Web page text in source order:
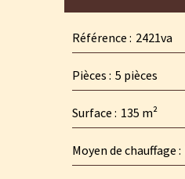
Référence 2421va
Pièces 5 pièces
Surface 135 m²
Moyen de chauffage